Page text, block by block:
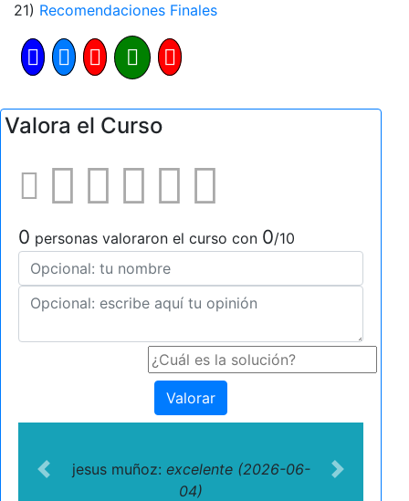
21) Recomendaciones Finales
Valora el Curso
0 personas valoraron el curso con 0/10
Valorar
jesus muñoz: excelente (2026-06-
04)
Previous Next